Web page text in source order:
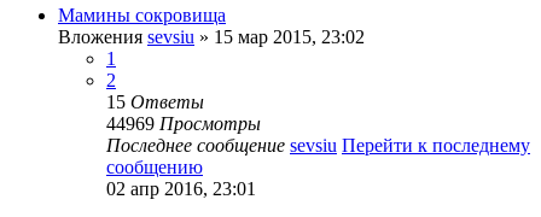
Мамины сокровища
Вложения sevsiu » 15 мар 2015, 23:02
1
2
15 Ответы
44969 Просмотры
Последнее сообщение sevsiu Перейти к последнему
сообщению
02 апр 2016, 23:01